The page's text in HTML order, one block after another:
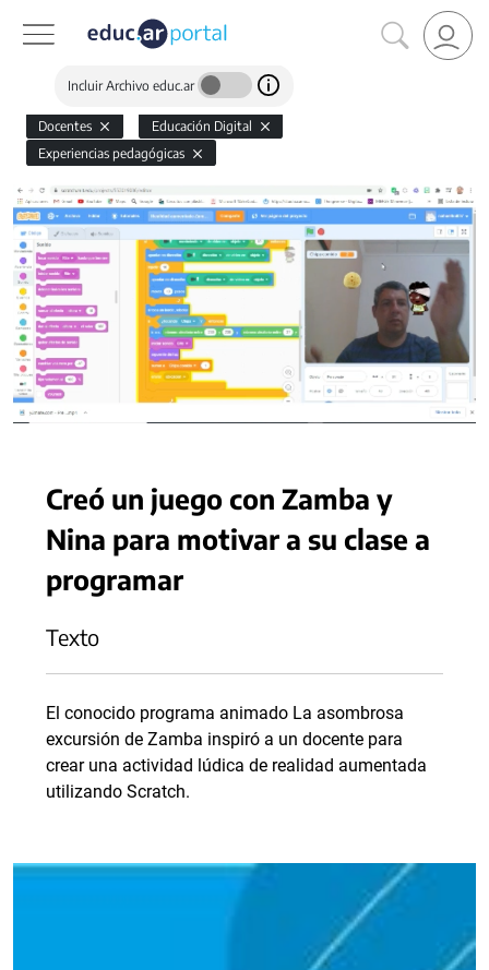
Incluir Archivo educ.ar
Docentes
Educación Digital
Experiencias pedagógicas
Creó un juego con Zamba y
Nina para motivar a su clase a
programar
Texto
El conocido programa animado La asombrosa
excursión de Zamba inspiró a un docente para
crear una actividad lúdica de realidad aumentada
utilizando Scratch.